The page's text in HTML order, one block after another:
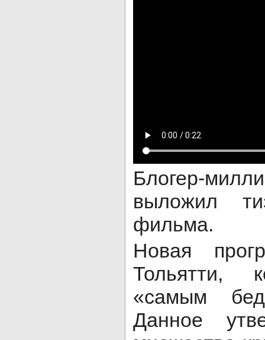
Блогер-
выложил
фильма.
Новая
Тольятти,
«самым
Данное